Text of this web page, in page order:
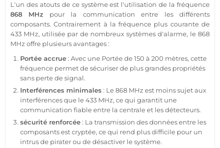
L'un des atouts de ce systèmeest l'utilisation de la fréquence
868 MHz pour la communication entre les différents
composants. Contrairement à la fréquence plus courante de
433 MHz, utilisée par de nombreux systèmes d'alarme, le 868
MHz offre plusieurs avantages :
Portée accrue: Avec une Portéede 150 à 200 mètres, cette
fréquence permet de sécuriser de plus grandes propriétés
sans perte de signal.
Interférences minimales: Le868 MHz est moins sujet aux
interférences que le433 MHz, ce qui garantit une
communication fiableentre la centraleet les détecteurs.
sécurité renforcée: La transmission des données entre les
composants est cryptée, ce qui rend plus difficile pour un
intrus de pirater ou de désactiver lesystème.